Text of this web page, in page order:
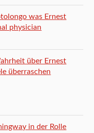
was Ernest
physician
über Ernest
überraschen
in der Rolle